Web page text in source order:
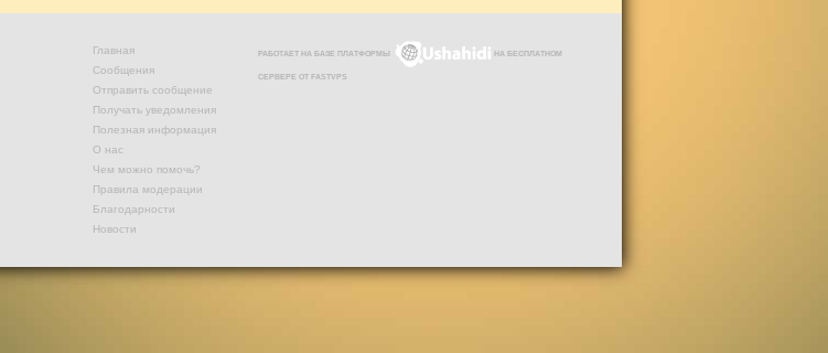
Главная
Сообщения
Отправить сообщение
Получать уведомления
Полезная информация
О нас
Чем можно помочь?
Правила модерации
Благодарности
Новости
РАБОТАЕТ НА БАЗЕ ПЛАТФОРМЫ НА БЕСПЛАТНОМ
СЕРВЕРЕ ОТ FASTVPS